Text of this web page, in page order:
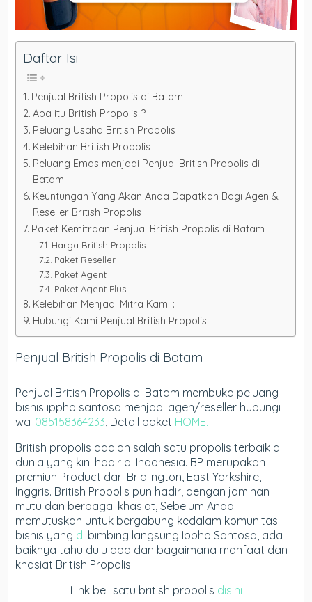
Daftar Isi
Penjual British Propolis di Batam
Apa itu British Propolis ?
Peluang Usaha British Propolis
Kelebihan British Propolis
Peluang Emas menjadi Penjual British Propolis di
Batam
Keuntungan Yang Akan Anda Dapatkan Bagi Agen &
Reseller British Propolis
Paket Kemitraan Penjual British Propolis di Batam
Harga British Propolis
Paket Reseller
Paket Agent
Paket Agent Plus
Kelebihan Menjadi Mitra Kami :
Hubungi Kami Penjual British Propolis
Penjual British Propolis di Batam
Penjual British Propolis di Batam membuka peluang
bisnis ippho santosa menjadi agen/reseller hubungi
wa-085158364233, Detail paket HOME.
British propolis adalah salah satu propolis terbaik di
dunia yang kini hadir di Indonesia. BP merupakan
premiun Product dari Bridlington, East Yorkshire,
Inggris. British Propolis pun hadir, dengan jaminan
mutu dan berbagai khasiat, Sebelum Anda
memutuskan untuk bergabung kedalam komunitas
bisnis yang di bimbing langsung Ippho Santosa, ada
baiknya tahu dulu apa dan bagaimana manfaat dan
khasiat British Propolis.
Link beli satu british propolis disini